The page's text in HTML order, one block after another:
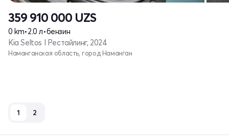
359 910 000 UZS
0 km•2.0 л•бензин
Kia Seltos I Рестайлинг, 2024
Наманганская область, город Наманган
1 2